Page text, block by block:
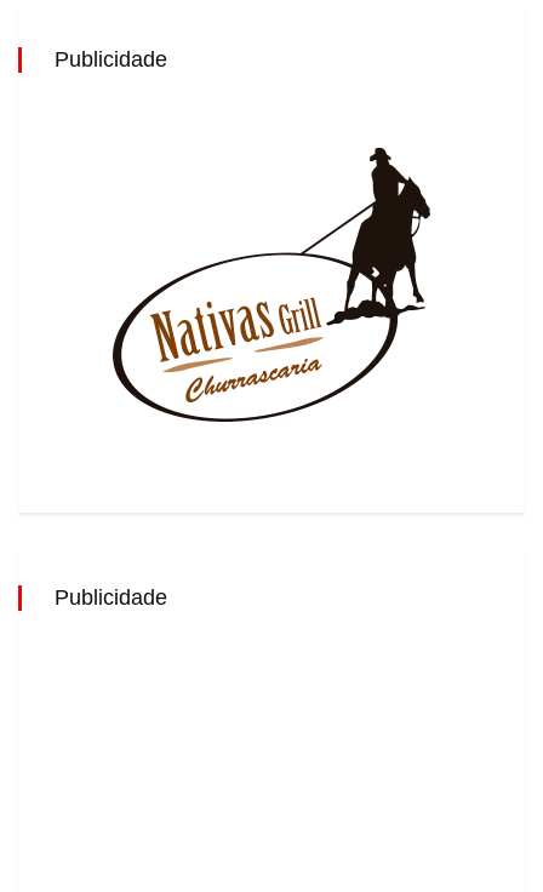
Publicidade
Publicidade